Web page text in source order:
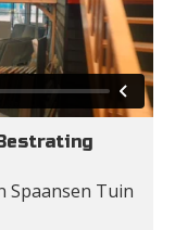
Spaansen Tuin